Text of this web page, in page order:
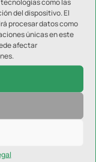
del dispositivo. El
procesar datos como
únicas en este
afectar
*